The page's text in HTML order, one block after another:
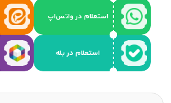
استعلام در واتس‌اپ
استعلام در بله